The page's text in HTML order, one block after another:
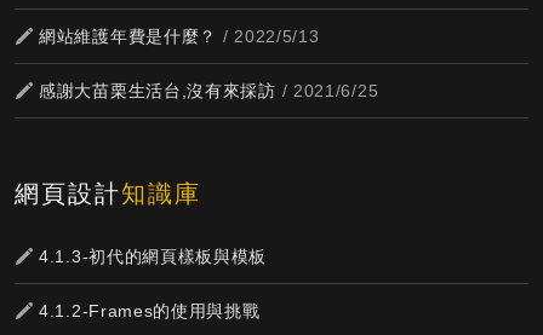
網站維護年費是什麼？ / 2022/5/13
感謝大苗栗生活台,沒有來採訪 / 2021/6/25
網頁設計知識庫
4.1.3-初代的網頁樣板與模板
4.1.2-Frames的使用與挑戰